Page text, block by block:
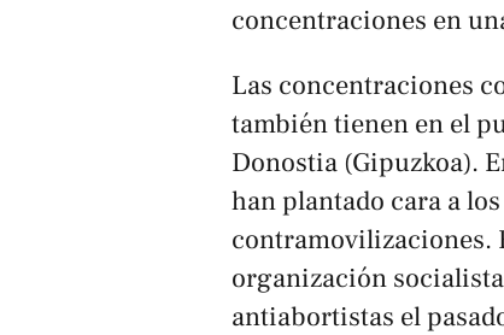
concentraciones en
Las concentraciones
también tienen en el
Donostia (Gipuzkoa).
han plantado cara a
contramovilizaciones.
organización
antiabortistas el